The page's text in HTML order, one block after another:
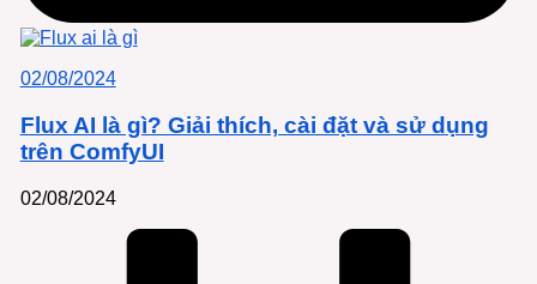
02/08/2024
Flux AI là gì? Giải thích, cài đặt và sử dụng
trên ComfyUI
02/08/2024